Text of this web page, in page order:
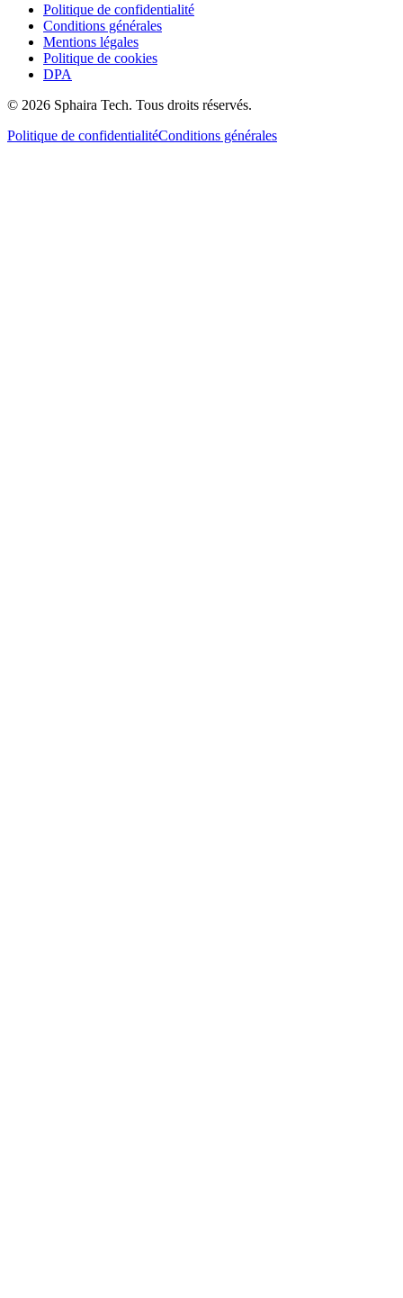
Politique de confidentialité
Conditions générales
Mentions légales
Politique de cookies
DPA
© 2026 Sphaira Tech. Tous droits réservés.
Politique de confidentialitéConditions générales